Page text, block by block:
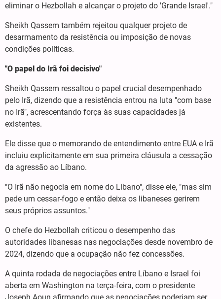
eliminar o Hezbollah e alcançar o projeto do 'Grande Israel'."
Sheikh Qassem também rejeitou qualquer projeto de
desarmamento da resistência ou imposição de novas
condições políticas.
"O papel do Irã foi decisivo"
Sheikh Qassem ressaltou o papel crucial desempenhado
pelo Irã, dizendo que a resistência entrou na luta "com base
no Irã", acrescentando força às suas capacidades já
existentes.
Ele disse que o memorando de entendimento entre EUA e Irã
incluiu explicitamente em sua primeira cláusula a cessação
da agressão ao Líbano.
"O Irã não negocia em nome do Líbano", disse ele, "mas sim
pede um cessar-fogo e então deixa os libaneses gerirem
seus próprios assuntos."
O chefe do Hezbollah criticou o desempenho das
autoridades libanesas nas negociações desde novembro de
2024, dizendo que a ocupação não fez concessões.
A quinta rodada de negociações entre Líbano e Israel foi
aberta em Washington na terça-feira, com o presidente
Joseph Aoun afirmando que as negociações poderiam ser